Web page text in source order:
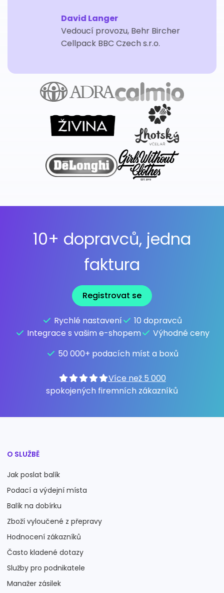
David Langer
Vedoucí provozu, Behr Bircher
Cellpack BBC Czech s.r.o.
10+ dopravců, jedna
faktura
Registrovat se
Rychlé nastavení
10 dopravců
Integrace s vašim e-shopem
Výhodné ceny
50 000+ podacích míst a boxů
Více než 5 000
spokojených firemních zákazníků
O SLUŽBĚ
Jak poslat balík
Podací a výdejní místa
Balík na dobírku
Zboží vyloučené z přepravy
Hodnocení zákazníků
Často kladené dotazy
Služby pro podnikatele
Manažer zásilek